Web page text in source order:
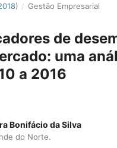
/ Gestão Empresarial
de
uma
a 2016
Bonifácio da Silva
do Norte.